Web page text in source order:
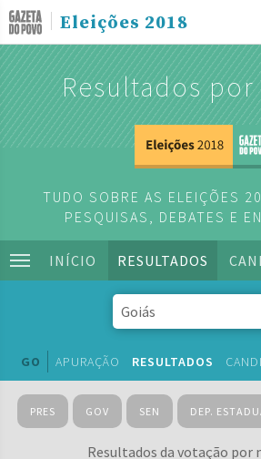
Eleições 2018
Resultados por
TUDO SOBRE AS ELEIÇÕES
PESQUISAS, DEBATES E
INÍCIO RESULTADOS
GO APURAÇÃO RESULTADOS
PRES GOV SEN DEP.
Resultados da votação por